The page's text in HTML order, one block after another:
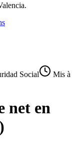
Social
Mis à
net en